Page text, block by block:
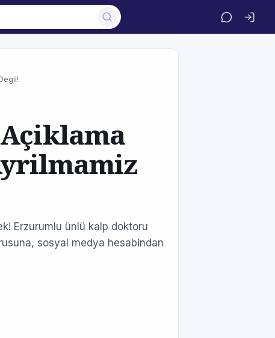
Erzurumlu ünlü kalp doktoru
sosyal medya hesabindan